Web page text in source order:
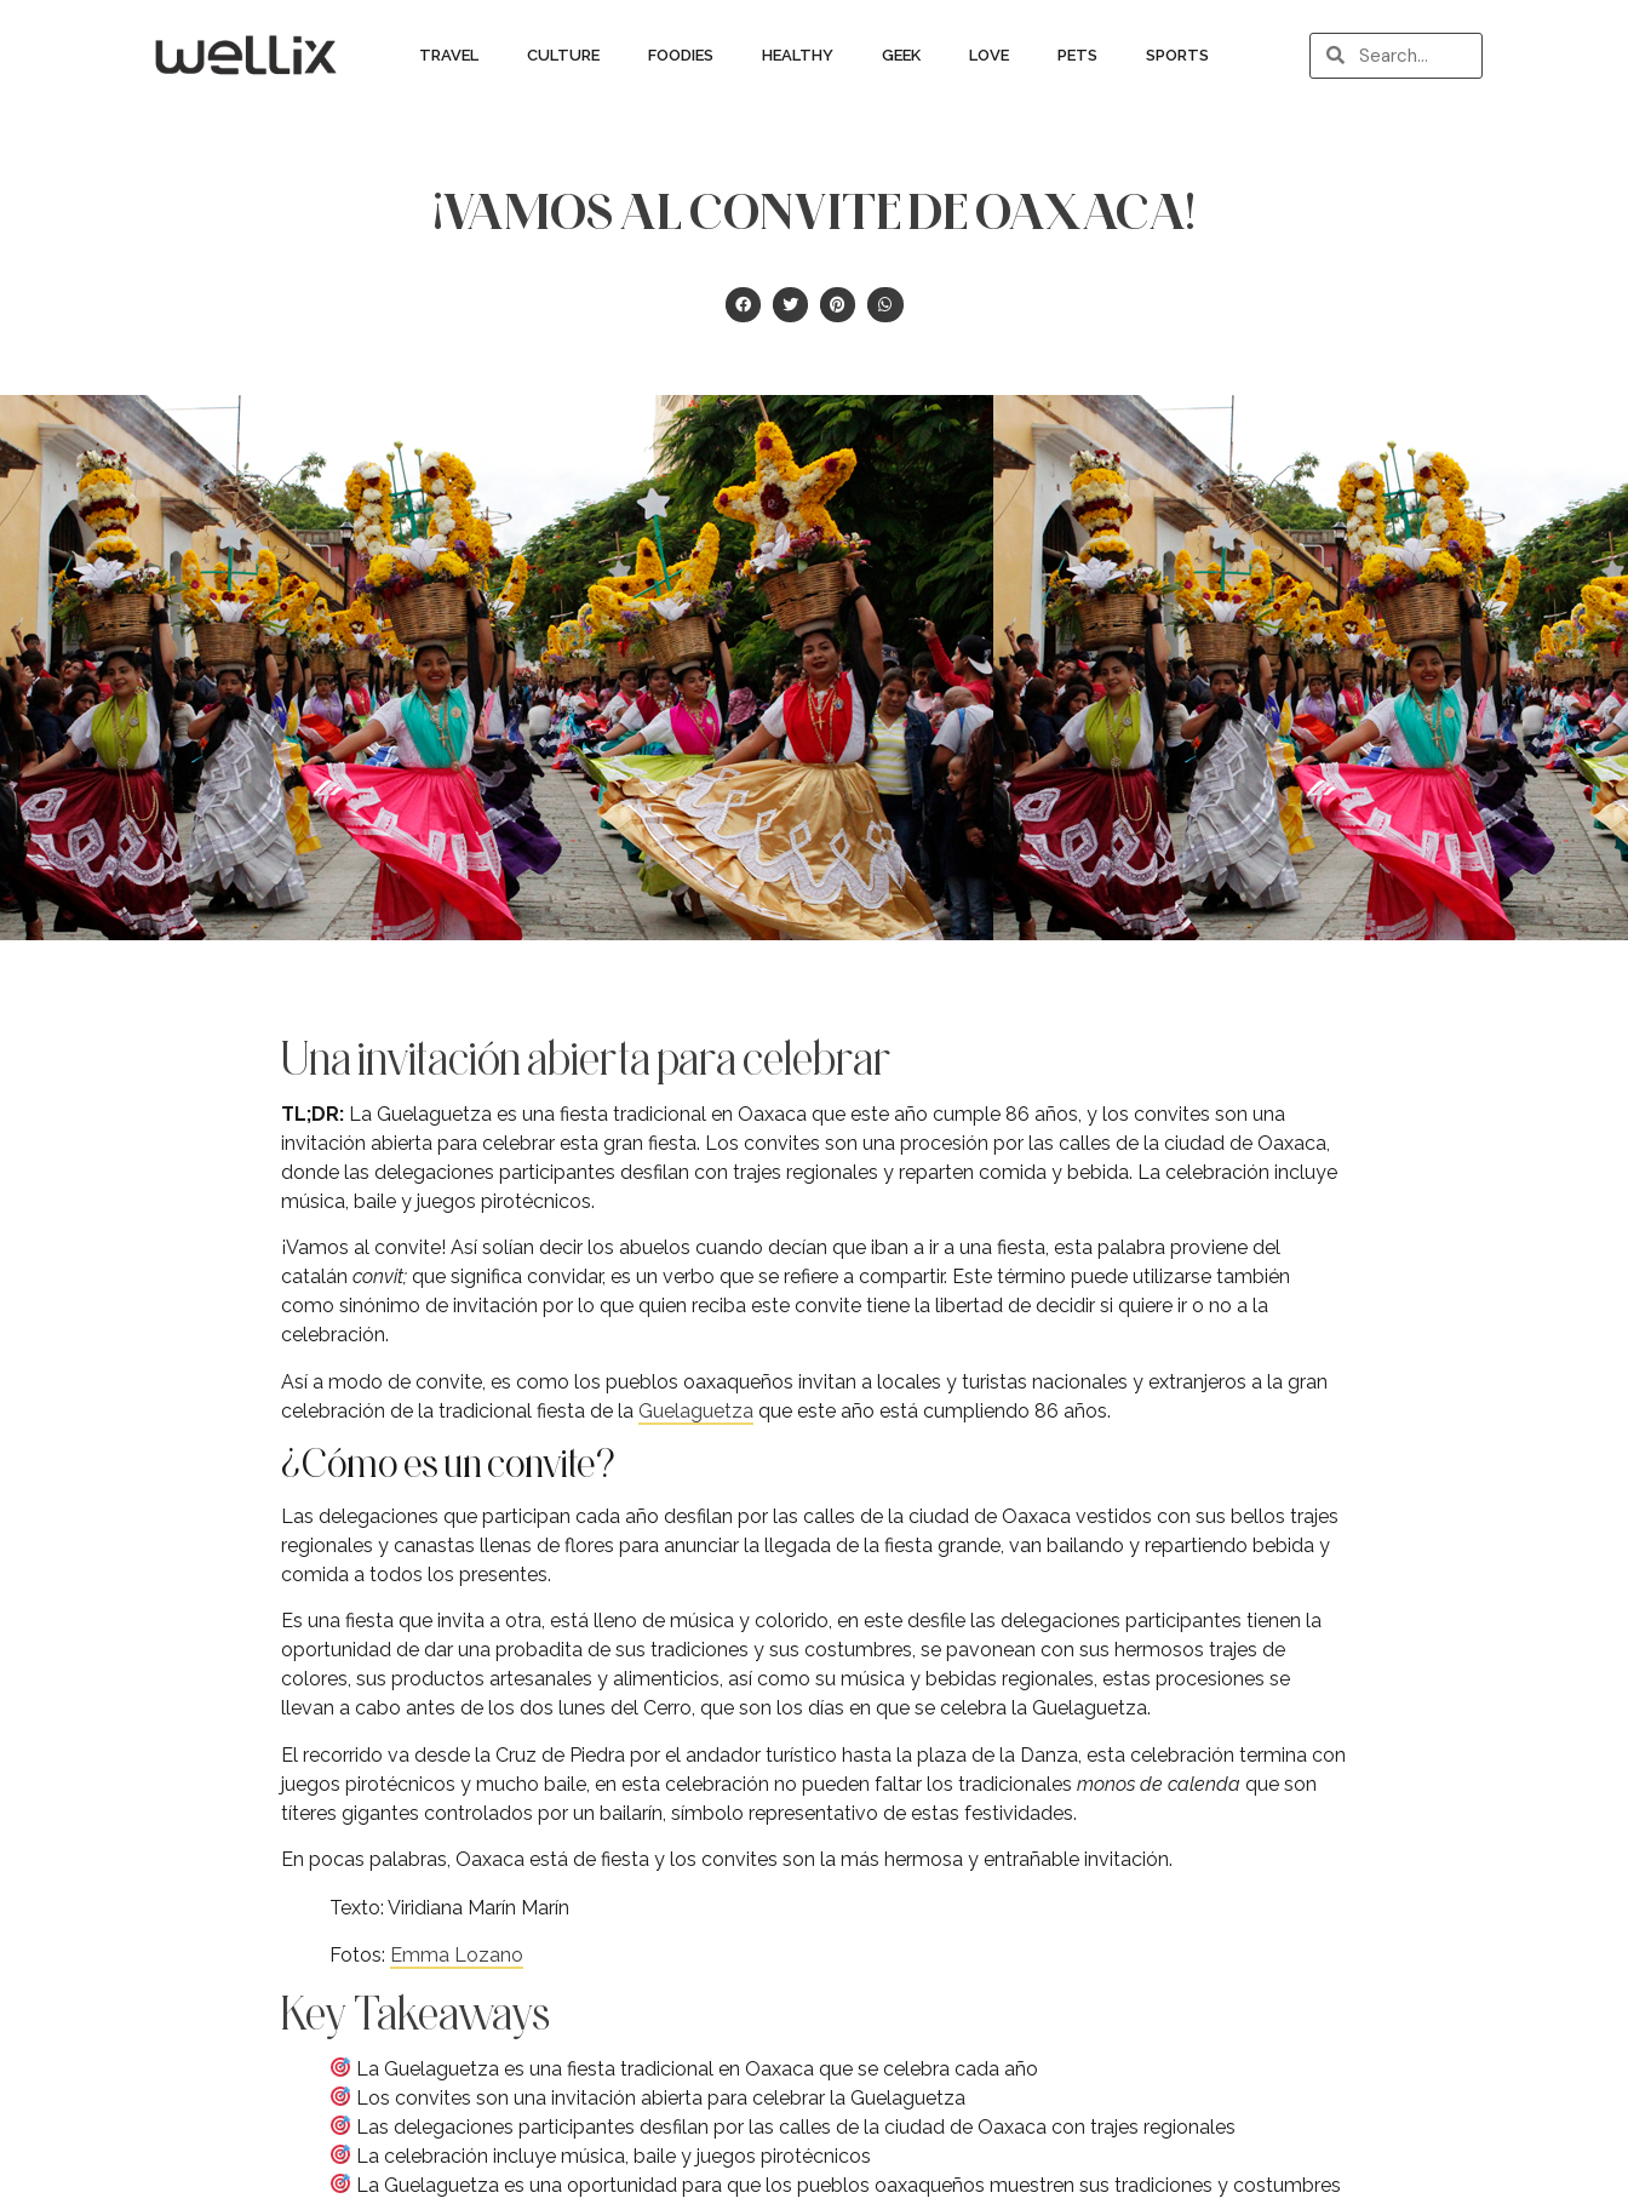
TRAVEL CULTURE FOODIES HEALTHY GEEK LOVE PETS SPORTS
¡VAMOS AL CONVITE DE OAXACA!
Una invitación abierta para celebrar
TL;DR: La Guelaguetza es una fiesta tradicional en Oaxaca que este año cumple 86 años, y los convites son una
invitación abierta para celebrar esta gran fiesta. Los convites son una procesión por las calles de la ciudad de Oaxaca,
donde las delegaciones participantes desfilan con trajes regionales y reparten comida y bebida. La celebración incluye
música, baile y juegos pirotécnicos.
¡Vamos al convite! Así solían decir los abuelos cuando decían que iban a ir a una fiesta, esta palabra proviene del
catalán convit; que significa convidar, es un verbo que se refiere a compartir. Este término puede utilizarse también
como sinónimo de invitación por lo que quien reciba este convite tiene la libertad de decidir si quiere ir o no a la
celebración.
Así a modo de convite, es como los pueblos oaxaqueños invitan a locales y turistas nacionales y extranjeros a la gran
celebración de la tradicional fiesta de la Guelaguetza que este año está cumpliendo 86 años.
¿Cómo es un convite?
Las delegaciones que participan cada año desfilan por las calles de la ciudad de Oaxaca vestidos con sus bellos trajes
regionales y canastas llenas de flores para anunciar la llegada de la fiesta grande, van bailando y repartiendo bebida y
comida a todos los presentes.
Es una fiesta que invita a otra, está lleno de música y colorido, en este desfile las delegaciones participantes tienen la
oportunidad de dar una probadita de sus tradiciones y sus costumbres, se pavonean con sus hermosos trajes de
colores, sus productos artesanales y alimenticios, así como su música y bebidas regionales, estas procesiones se
llevan a cabo antes de los dos lunes del Cerro, que son los días en que se celebra la Guelaguetza.
El recorrido va desde la Cruz de Piedra por el andador turístico hasta la plaza de la Danza, esta celebración termina con
juegos pirotécnicos y mucho baile, en esta celebración no pueden faltar los tradicionales monos de calenda que son
títeres gigantes controlados por un bailarín, símbolo representativo de estas festividades.
En pocas palabras, Oaxaca está de fiesta y los convites son la más hermosa y entrañable invitación.
Texto: Viridiana Marín Marín
Fotos: Emma Lozano
Key Takeaways
La Guelaguetza es una fiesta tradicional en Oaxaca que se celebra cada año
Los convites son una invitación abierta para celebrar la Guelaguetza
Las delegaciones participantes desfilan por las calles de la ciudad de Oaxaca con trajes regionales
La celebración incluye música, baile y juegos pirotécnicos
La Guelaguetza es una oportunidad para que los pueblos oaxaqueños muestren sus tradiciones y costumbres